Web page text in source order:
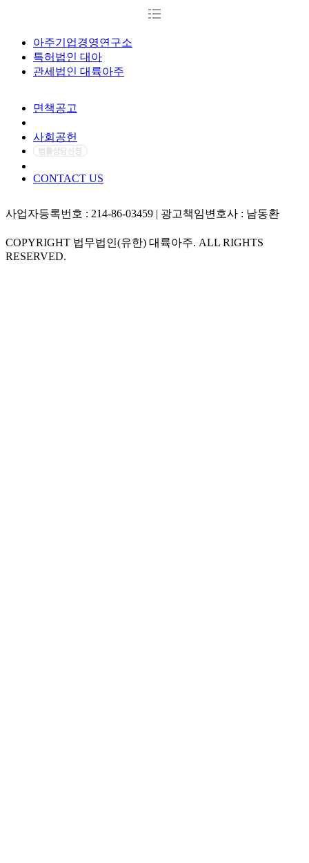
아주기업경영연구소
특허법인 대아
관세법인 대륙아주
면책공고
사회공헌
CONTACT US
사업자등록번호 : 214-86-03459 | 광고책임변호사 : 남동환
COPYRIGHT 법무법인(유한) 대륙아주. ALL RIGHTS
RESERVED.